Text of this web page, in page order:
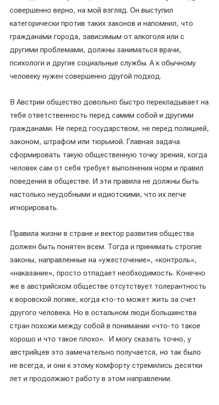
совершенно верно, на мой взгляд. Он выступил
категорически против таких законов и напомнил, что
гражданами города, зависимым от алкоголя или с
другими проблемами, должны заниматься врачи,
психологи и другие социальные службы. А к обычному
человеку нужен совершенно другой подход.
В Австрии общество довольно быстро перекладывает на
тебя ответственность перед самим собой и другими
гражданами. Не перед государством, не перед полицией,
законом, штрафом или тюрьмой. Главная задача
сформировать такую общественную точку зрения, когда
человек сам от себя требует выполнения норм и правил
поведения в обществе. И эти правила не должны быть
настолько неудобными и идиотскими, что их легче
игнорировать.
Правила жизни в стране и вектор развития общества
должен быть понятен всем. Тогда и принимать строгие
законы, направленные на «ужесточение», «контроль»,
«наказание», просто отпадает необходимость. Конечно
же в австрийском обществе отсутствует толерантность
к воровской логике, когда кто-то может жить за счет
другого человека. Но в остальном люди большинства
стран похожи между собой в понимании «что-то такое
хорошо и что такое плохо». И могу сказать точно, у
австрийцев это замечательно получается, но так было
не всегда, и они к этому комфорту стремились десятки
лет и продолжают работу в этом направлении.